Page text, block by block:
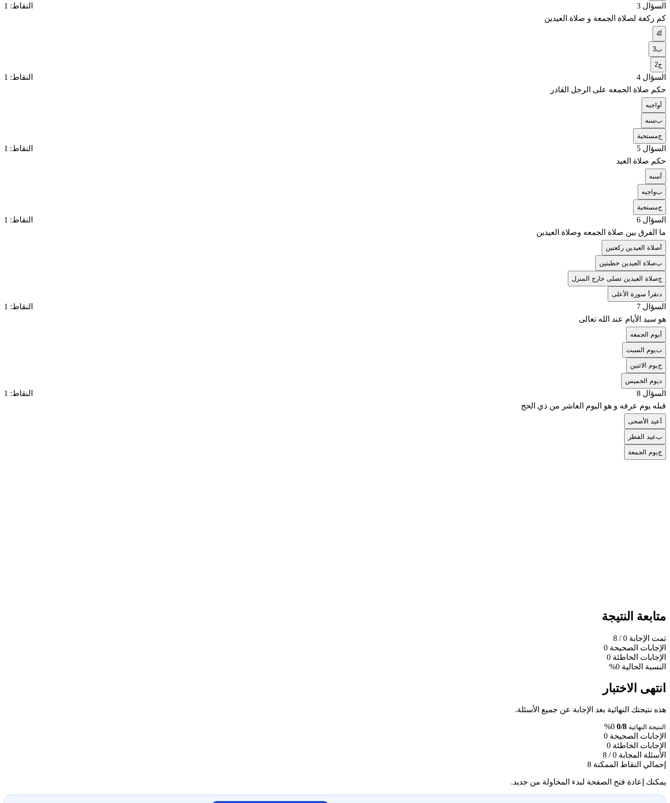
السؤال 3
النقاط: 1
كم ركعة لصلاة الجمعة و صلاة العيدين
أ4
ب3
ج2
السؤال 4
النقاط: 1
حكم صلاة الجمعه على الرجل القادر
أواجبه
بسنه
جمستحبة
السؤال 5
النقاط: 1
حكم صلاة العيد
أسنه
بواجبه
جمستحبة
السؤال 6
النقاط: 1
ما الفرق بين صلاة الجمعه وصلاة العيدين
أصلاة العيدين ركعتين
بصلاة العيدين خطبتين
جصلاة العيدين تصلى خارج المنزل
د نقرأ سورة الأعلى
السؤال 7
النقاط: 1
هو سيد الأيام عند الله تعالى
أيوم الجمعه
بيوم السبت
جيوم الاثنين
د يوم الخميس
السؤال 8
النقاط: 1
قبله يوم عرفه و هو اليوم العاشر من ذي الحج
أعيد الأضحى
بعيد الفطر
جيوم الجمعة
متابعة النتيجة
تمت الإجابة 0
/ 8
الإجابات الصحيحة 0
الإجابات الخاطئة 0
النسبة الحالية 0%
انتهى الاختبار
هذه نتيجتك النهائية بعد الإجابة عن جميع الأسئلة.
النتيجة النهائية 0/8
0%
الإجابات الصحيحة 0
الإجابات الخاطئة 0
الأسئلة المجابة 0 / 8
إجمالي النقاط الممكنة 8
يمكنك إعادة فتح الصفحة لبدء المحاولة من جديد.